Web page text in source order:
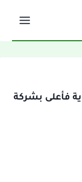
فأعلى بشركة